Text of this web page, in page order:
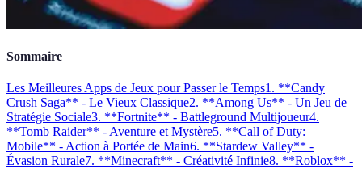
Sommaire
Les Meilleures Apps de Jeux pour Passer le Temps1. **Candy
Crush Saga** - Le Vieux Classique2. **Among Us** - Un Jeu de
Stratégie Sociale3. **Fortnite** - Battleground Multijoueur4.
**Tomb Raider** - Aventure et Mystère5. **Call of Duty:
Mobile** - Action à Portée de Main6. **Stardew Valley** -
Évasion Rurale7. **Minecraft** - Créativité Infinie8. **Roblox** -